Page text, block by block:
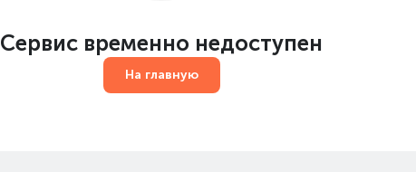
Сервис временно недоступен
На главную